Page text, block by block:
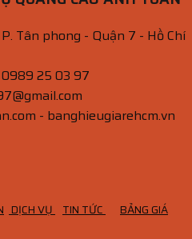
Tân phong - Quận 7 - Hồ Chí
25 03 97
- banghieugiarehcm.vn
DỊCH VỤ TIN TỨC
BẢNG GIÁ